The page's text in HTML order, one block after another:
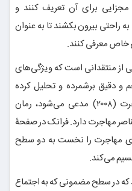
مجزایی برای آن تعریف کنند و
راحتی بیرون بکشند تا به عنوان
خاص معرفی کنند.
از منتقدانی است که ویژگی‌های
و دقیق برشمرده و تحلیل کرده
است. وی در کتاب ادبیات و مهاجرت (۲۰۰۸) مدعی می‌شود، رمان
مهاجرت دارد. فرانک در صفحۀ
مهاجرت را نخست به دو سطح
می‌کند.
که در سطح مضمونی که به اجتماع